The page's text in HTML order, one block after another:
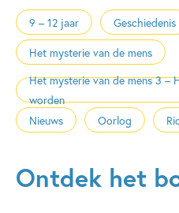
9 – 12 jaar Geschiedenis
Het mysterie van de mens
Het mysterie van de mens 3 –
worden
Nieuws
Oorlog
Ontdek het